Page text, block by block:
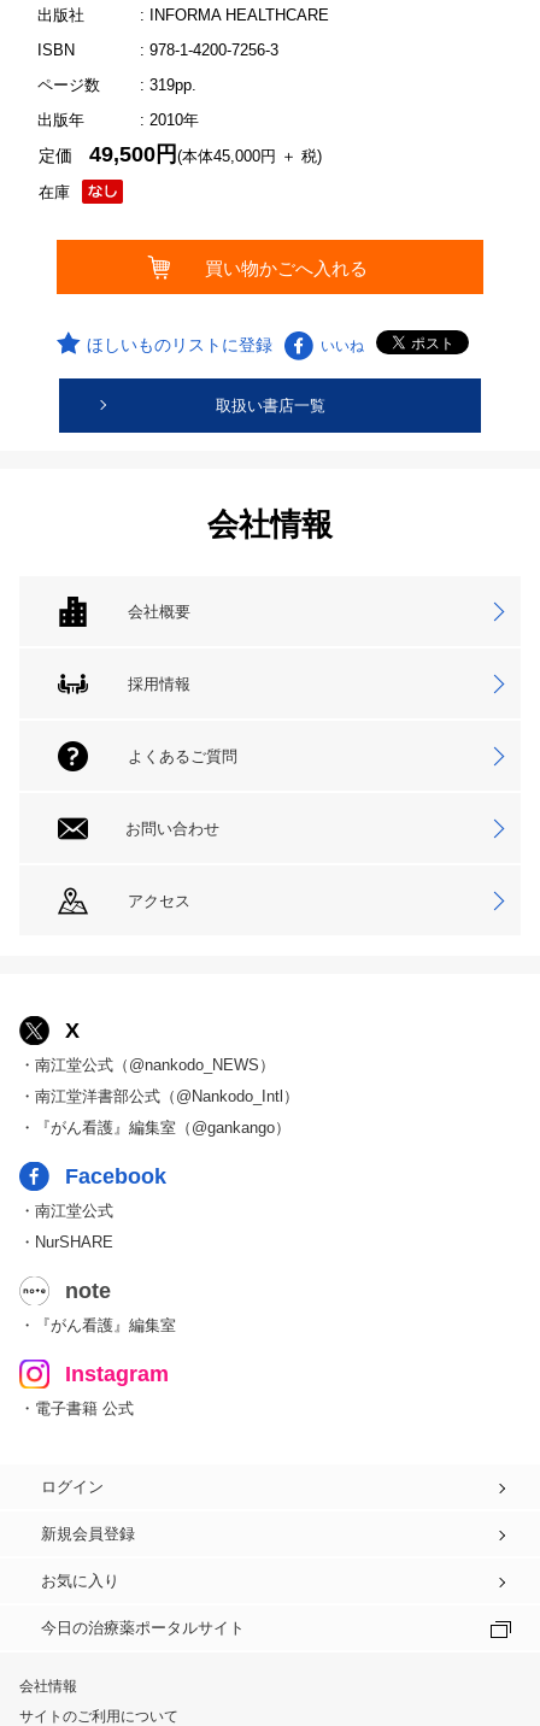
出版社
: INFORMA HEALTHCARE
ISBN
: 978-1-4200-7256-3
ページ数
: 319pp.
出版年
: 2010年
在庫
定価49,500円(本体45,000円 ＋ 税)
ほしいものリストに登録 いいね
取扱い書店一覧
会社情報
会社概要
採用情報
よくあるご質問
お問い合わせ
アクセス
X
・南江堂公式（@nankodo_NEWS）
・南江堂洋書部公式（@Nankodo_Intl）
・『がん看護』編集室（@gankango）
Facebook
・南江堂公式
・NurSHARE
note
・『がん看護』編集室
Instagram
・電子書籍 公式
ログイン
新規会員登録
お気に入り
今日の治療薬ポータルサイト
会社情報
サイトのご利用について